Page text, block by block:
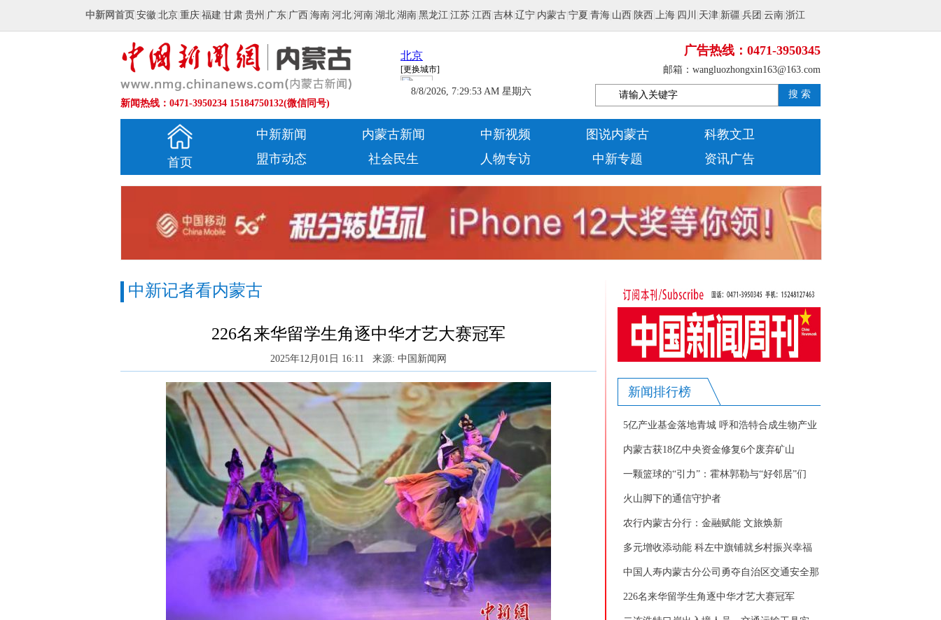
中新网首页 安徽 北京 重庆 福建 甘肃 贵州 广东 广西 海南 河北 河南 湖北 湖南 黑龙江 江苏 江西 吉林 辽宁 内蒙古 宁夏 青海 山西 陕西 上海 四川 天津 新疆 兵团 云南 浙江
新闻热线：0471-3950234 15184750132(微信同号)
8/8/2026, 7:29:54 AM 星期六
广告热线：0471-3950345
邮箱：wangluozhongxin163@163.com
搜 索
首页
中新新闻 内蒙古新闻 中新视频 图说内蒙古
科教文卫
盟市动态
社会民生 人物专访 中新专题 资讯广告
中新记者看内蒙古
226名来华留学生角逐中华才艺大赛冠军
2025年12月01日 16:11 来源: 中国新闻网
新闻排行榜
5亿产业基金落地青城 呼和浩特合成生物产业
迎战略新机遇
内蒙古获18亿中央资金修复6个废弃矿山
一颗篮球的“引力”：霍林郭勒与“好邻居”们
火山脚下的通信守护者
农行内蒙古分行：金融赋能 文旅焕新
多元增收添动能 科左中旗铺就乡村振兴幸福
路
中国人寿内蒙古分公司勇夺自治区交通安全那
达慕大赛冠军
226名来华留学生角逐中华才艺大赛冠军